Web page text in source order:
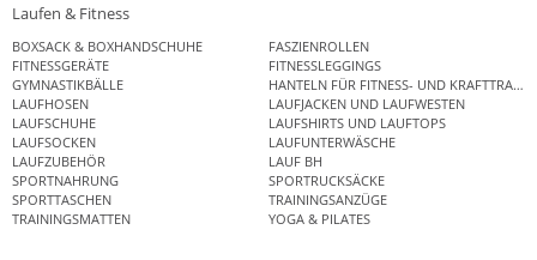
Laufen & Fitness
BOXSACK & BOXHANDSCHUHE
FASZIENROLLEN
FITNESSGERÄTE
FITNESSLEGGINGS
GYMNASTIKBÄLLE
HANTELN FÜR FITNESS- UND
LAUFHOSEN
LAUFJACKEN UND LAUFWESTEN
LAUFSCHUHE
LAUFSHIRTS UND LAUFTOPS
LAUFSOCKEN
LAUFUNTERWÄSCHE
LAUFZUBEHÖR
LAUF BH
SPORTNAHRUNG
SPORTRUCKSÄCKE
SPORTTASCHEN
TRAININGSANZÜGE
TRAININGSMATTEN
YOGA & PILATES